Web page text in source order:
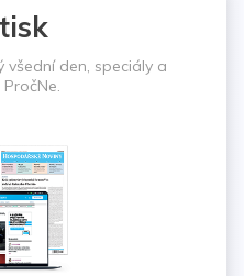
všední den, speciály a